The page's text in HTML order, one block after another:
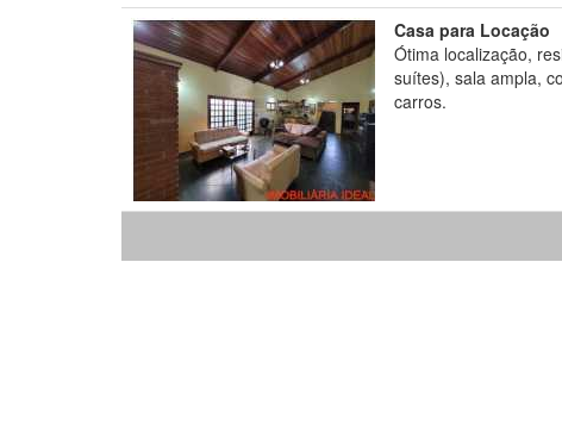
Casa para Locação
Ótima localização,
suítes), sala ampla,
carros.